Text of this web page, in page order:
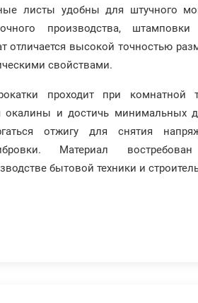
листы удобны для штучного
производства,
отличается высокой точностью
свойствами.
проходит при комнатной
окалины и достичь минимальных
отжигу для снятия
Материал
бытовой техники и